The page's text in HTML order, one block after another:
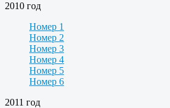
2010 год
Номер 1
Номер 2
Номер 3
Номер 4
Номер 5
Номер 6
2011 год